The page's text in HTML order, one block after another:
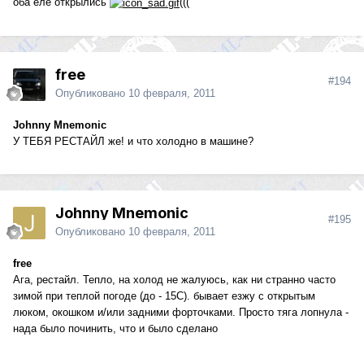
free
Опубликовано 10 февраля, 2011
#194
Johnny Mnemonic
У ТЕБЯ РЕСТАЙЛ же! и что холодно в машине?
Johnny Mnemonic
Опубликовано 10 февраля, 2011
#195
free
Ага, рестайл. Тепло, на холод не жалуюсь, как ни странно часто
зимой при теплой погоде (до - 15С). бывает езжу с открытым
люком, окошком и/или задними форточками. Просто тяга лопнула -
нада было починить, что и было сделано